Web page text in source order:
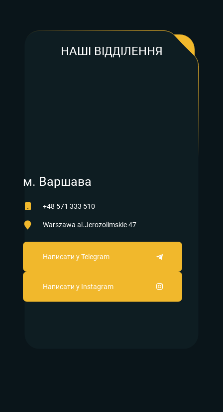
НАШІ ВІДДІЛЕННЯ
м. Варшава
+48 571 333 510
Warszawa al.Jerozolimskie 47
Написати у Telegram
Написати у Instagram